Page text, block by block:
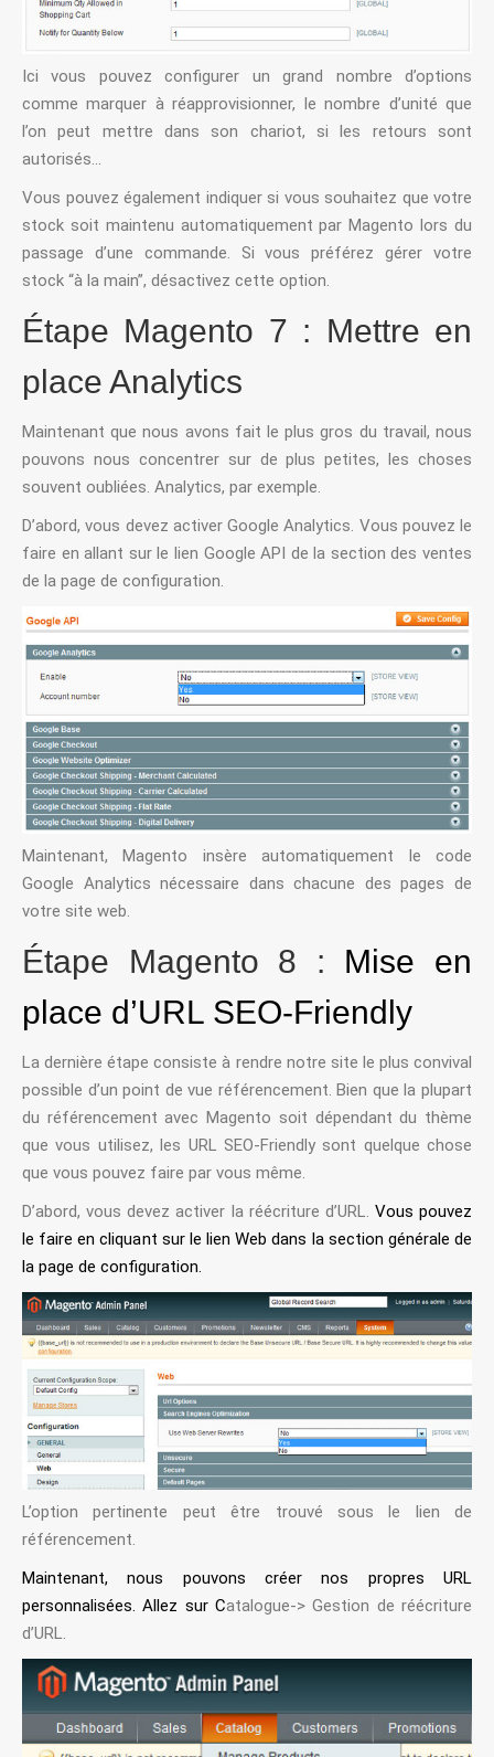
Ici vous pouvez configurer un grand nombre d’options
comme marquer à réapprovisionner, le nombre d’unité que
l’on peut mettre dans son chariot, si les retours sont
autorisés…
Vous pouvez également indiquer si vous souhaitez que votre
stock soit maintenu automatiquement par Magento lors du
passage d’une commande. Si vous préférez gérer votre
stock “à la main”, désactivez cette option.
Étape Magento 7 : Mettre en
place Analytics
Maintenant que nous avons fait le plus gros du travail, nous
pouvons nous concentrer sur de plus petites, les choses
souvent oubliées. Analytics, par exemple.
D’abord, vous devez activer Google Analytics. Vous pouvez le
faire en allant sur le lien Google API de la section des ventes
de la page de configuration.
Maintenant, Magento insère automatiquement le code
Google Analytics nécessaire dans chacune des pages de
votre site web.
Étape Magento 8 : Mise en
place d’URL SEO-Friendly
La dernière étape consiste à rendre notre site le plus convival
possible d’un point de vue référencement. Bien que la plupart
du référencement avec Magento soit dépendant du thème
que vous utilisez, les URL SEO-Friendly sont quelque chose
que vous pouvez faire par vous même.
D’abord, vous devez activer la réécriture d’URL. Vous pouvez
le faire en cliquant sur le lien Web dans la section générale de
la page de configuration.
L’option pertinente peut être trouvé sous le lien de
référencement.
Maintenant, nous pouvons créer nos propres URL
personnalisées. Allez sur Catalogue-> Gestion de réécriture
d’URL.